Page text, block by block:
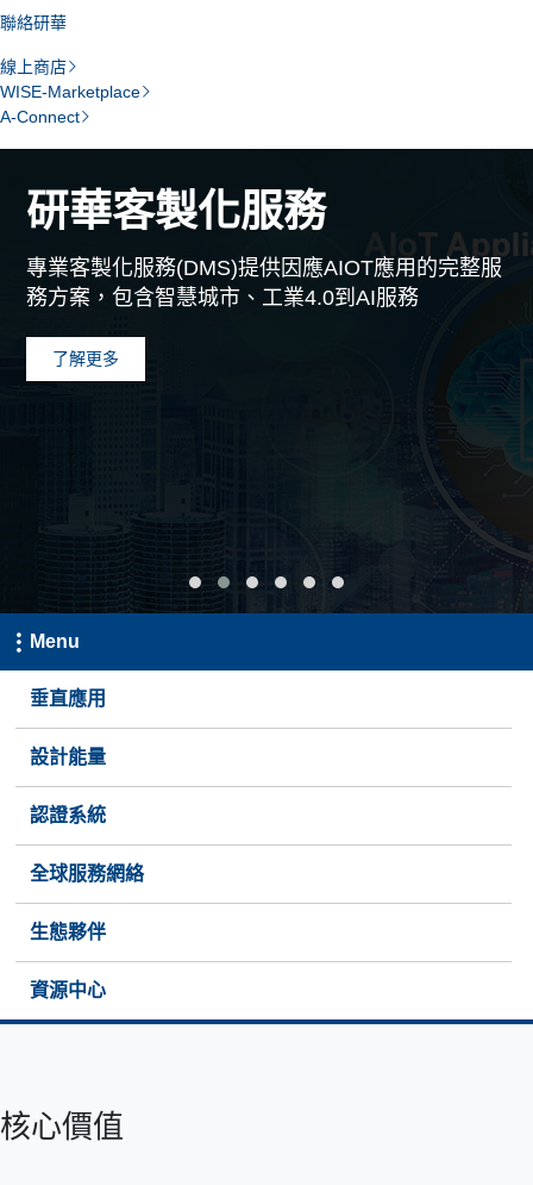
聯絡研華
線上商店
WISE-Marketplace
A-Connect
研華客製化服務
自動化客製化服務提供工業完整產品線應用，加速
您的AI應用
了解更多
Menu
垂直應用
設計能量
認證系統
全球服務網絡
生態夥伴
資源中心
核心價值